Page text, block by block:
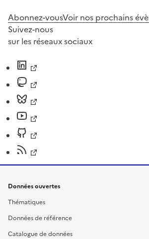
Abonnez-vousVoir nos prochains
Suivez-nous
sur les réseaux sociaux
Données ouvertes
Thématiques
Données de référence
Catalogue de données